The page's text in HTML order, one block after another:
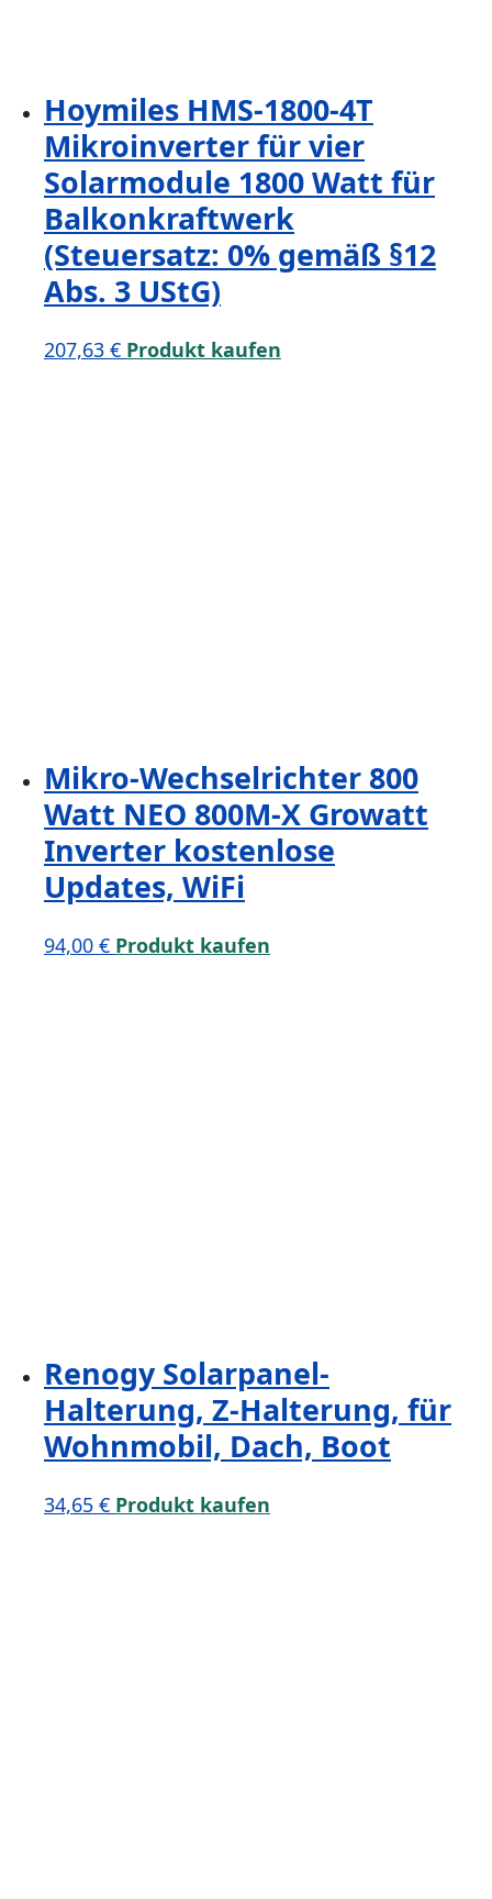
Hoymiles HMS-1800-4T
Mikroinverter für vier
Solarmodule 1800 Watt für
Balkonkraftwerk
(Steuersatz: 0% gemäß §12
Abs. 3 UStG)
207,63 € Produkt kaufen
Mikro-Wechselrichter 800
Watt NEO 800M-X Growatt
Inverter kostenlose
Updates, WiFi
94,00 € Produkt kaufen
Renogy Solarpanel-
Halterung, Z-Halterung, für
Wohnmobil, Dach, Boot
34,65 € Produkt kaufen